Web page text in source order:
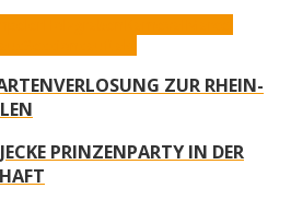
ZUR RHEIN-
JECKE PRINZENPARTY IN DER